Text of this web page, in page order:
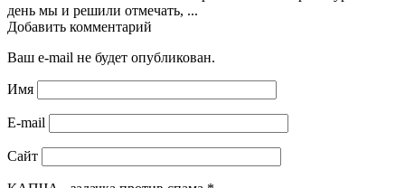
день мы и решили отмечать, ...
Добавить комментарий
Ваш e-mail не будет опубликован.
Имя
E-mail
Сайт